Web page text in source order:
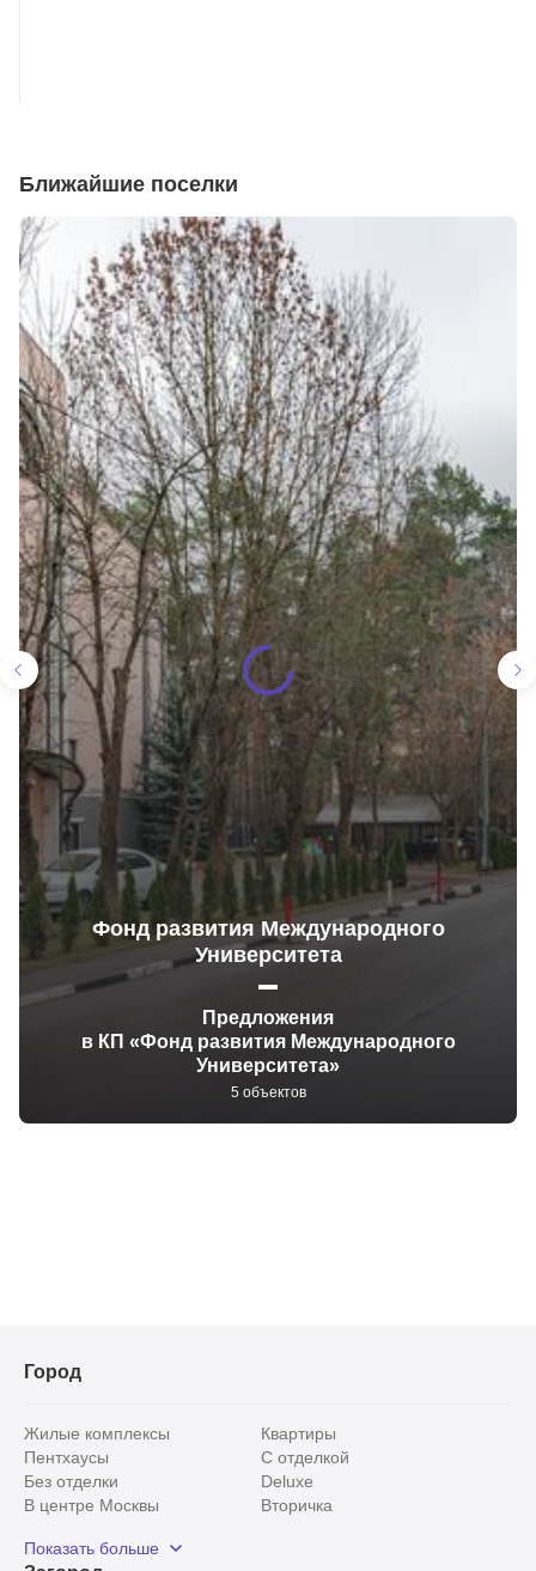
Ближайшие поселки
Фонд развития Международного
Университета
Предложения
в КП «Фонд развития Международного
Университета»
5 объектов
Город
Жилые комплексы
Квартиры
Пентхаусы
С отделкой
Без отделки
Deluxe
В центре Москвы
Вторичка
Рядом с парком
Показать больше